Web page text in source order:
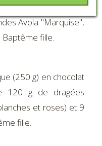
pour laisser
Avola "Marquise",
Baptême fille.
(250 g) en chocolat
120 g de dragées
et roses) et 9
fille.